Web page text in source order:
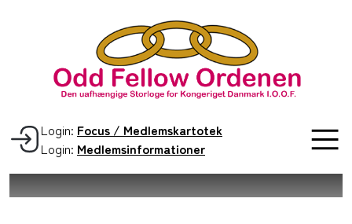
Login: Focus / Medlemskartotek
Login: Medlemsinformationer